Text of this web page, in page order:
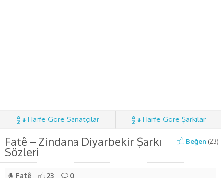
Harfe Göre Sanatçılar Harfe Göre Şarkılar
Fatê – Zindana Diyarbekir Şarkı
Sözleri
Beğen (23)
Fatê 23 0